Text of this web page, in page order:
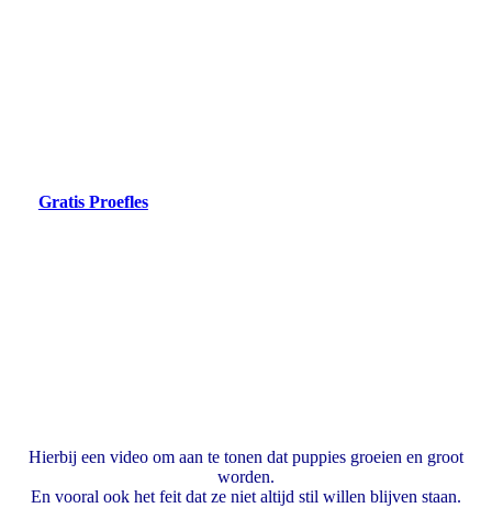
Gratis Proefles
Hierbij een video om aan te tonen dat puppies groeien en groot
worden.
En vooral ook het feit dat ze niet altijd stil willen blijven staan.